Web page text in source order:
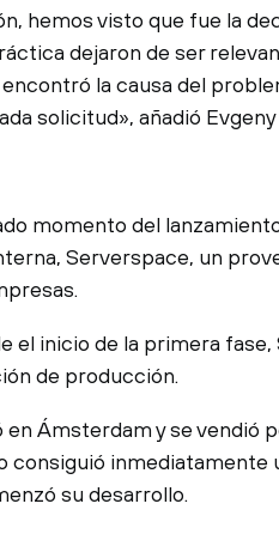
hemos visto que fue la
dejaron de ser
la causa del
solicitud», añadió
momento del
Serverspace, un
el inicio de la primera
de producción.
Ámsterdam y se vendió
consiguió inmediatamente
su desarrollo.